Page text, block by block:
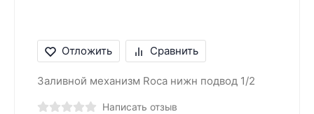
Отложить Сравнить
Заливной механизм Roca нижн подвод 1/2
Написать отзыв